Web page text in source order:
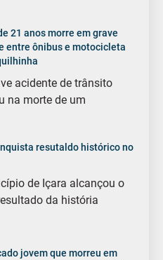
21 anos morre em grave
entre ônibus e motocicleta
acidente de trânsito
na morte de um
resutaldo histórico no
de Içara alcançou o
da história
jovem que morreu em